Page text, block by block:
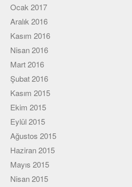
Ocak 2017
Aralık 2016
Kasım 2016
Nisan 2016
Mart 2016
Şubat 2016
Kasım 2015
Ekim 2015
Eylül 2015
Ağustos 2015
Haziran 2015
Mayıs 2015
Nisan 2015